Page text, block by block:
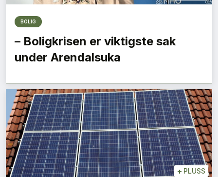
BOLIG
– Boligkrisen er viktigste sak
under Arendalsuka
+ PLUSS